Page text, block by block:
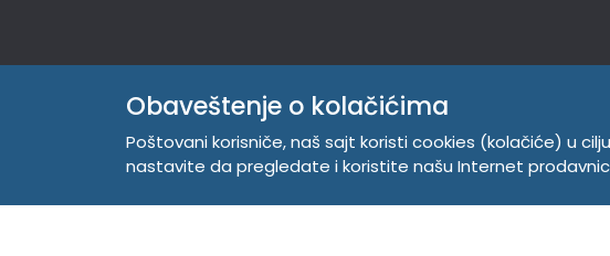
Trg Komenskog 2, 21000
Novi Sad, Srbija
Telefon:381 21 529 883
Mobilni:381 63 529 608
Uslovi
Obaveštenje o kolačićima
Poštovani korisniče, naš sajt koristi cookies (kolačiće) u
nastavite da pregledate i koristite našu Internet